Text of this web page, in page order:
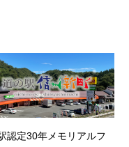
認定30年メモリアルフ